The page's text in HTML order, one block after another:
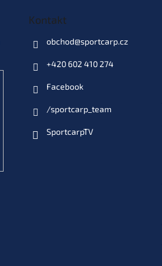
Kontakt
obchod@sportcarp.cz
+420 602 410 274
Facebook
/sportcarp_team
SportcarpTV